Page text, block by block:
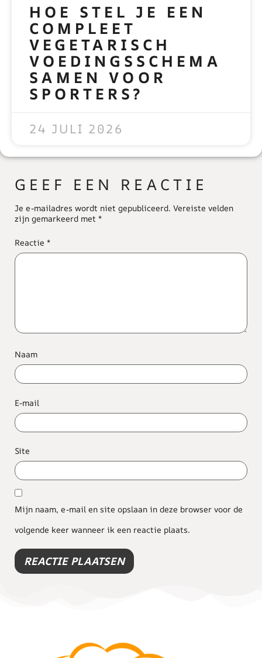
HOE STEL JE EEN
COMPLEET
VEGETARISCH
VOEDINGSSCHEMA
SAMEN VOOR
SPORTERS?
24 JULI 2026
GEEF EEN REACTIE
Je e-mailadres wordt niet gepubliceerd. Vereiste velden
zijn gemarkeerd met *
Reactie *
Naam
E-mail
Site
Mijn naam, e-mail en site opslaan in deze browser voor de
volgende keer wanneer ik een reactie plaats.